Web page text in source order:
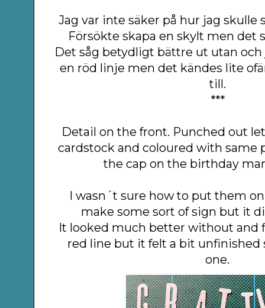
Jag var inte säker på hur jag skulle
Försökte skapa en skylt men det
Det såg betydligt bättre ut utan
en röd linje men det kändes lite
till.
***
Detail on the front. Punched out
cardstock and coloured with same
the cap on the birthday
I wasn´t sure how to put them
make some sort of sign but it
It looked much better without and
red line but it felt a bit unfinished
one.